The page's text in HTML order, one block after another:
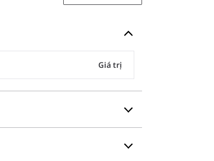
Giá trị